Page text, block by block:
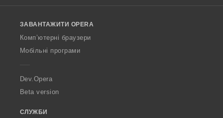
w
O
p
a
ЗАВАНТАЖИТИ OPERA
Комп’ютерні браузери
Мобільні програми
Dev.Opera
Beta version
СЛУЖБИ